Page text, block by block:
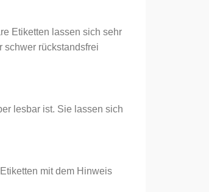
Etiketten lassen sich sehr
schwer rückstandsfrei
lesbar ist. Sie lassen sich
mit dem Hinweis